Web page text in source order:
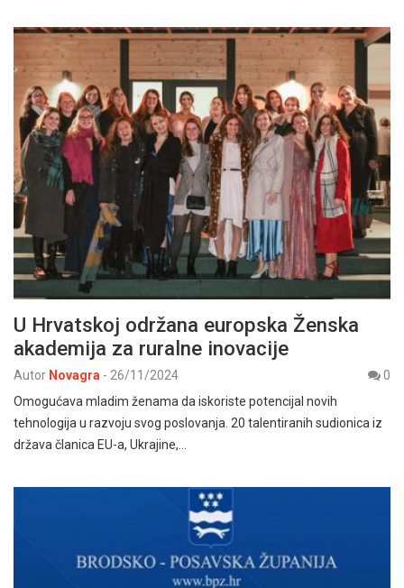
U Hrvatskoj održana europska Ženska
akademija za ruralne inovacije
Autor Novagra - 26/11/2024
0
Omogućava mladim ženama da iskoriste potencijal novih
tehnologija u razvoju svog poslovanja. 20 talentiranih sudionica iz
država članica EU-a, Ukrajine,…